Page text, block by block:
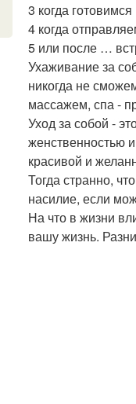
3 когда
4 когда
5 или после …
Ухаживание за
никогда не
массажем, спа -
Уход за собой -
женственностью
красивой и
Тогда странно,
насилие, если
На что в жизни
вашу жизнь.